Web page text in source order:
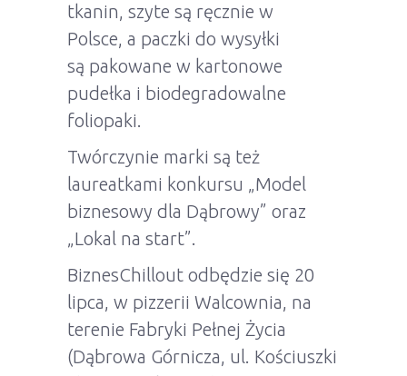
tkanin, szyte są ręcznie w
Polsce, a paczki do wysyłki
są pakowane w kartonowe
pudełka i biodegradowalne
foliopaki.
Twórczynie marki są też
laureatkami konkursu „Model
biznesowy dla Dąbrowy” oraz
„Lokal na start”.
BiznesChillout odbędzie się 20
lipca, w pizzerii Walcownia, na
terenie Fabryki Pełnej Życia
(Dąbrowa Górnicza, ul. Kościuszki